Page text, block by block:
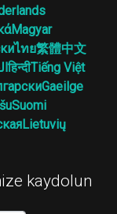
Magyar
ไทย繁體中文
हिन्दीTiếng Việt
Gaeilge
Suomi
Lietuvių
kaydolun